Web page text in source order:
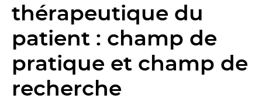
thérapeutique du
patient : champ de
pratique et champ de
recherche